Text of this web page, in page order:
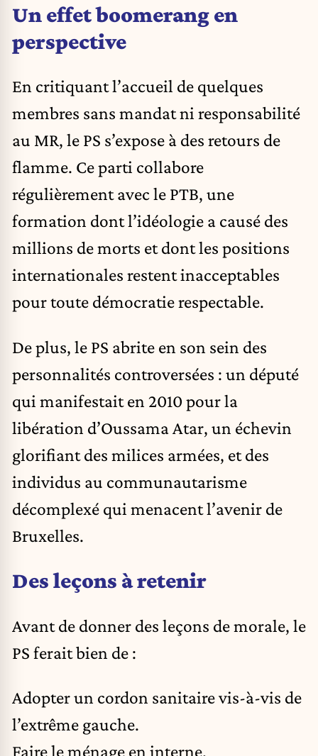
Un effet boomerang en
perspective
En critiquant l’accueil de quelques
membres sans mandat ni responsabilité
au MR, le PS s’expose à des retours de
flamme. Ce parti collabore
régulièrement avec le PTB, une
formation dont l’idéologie a causé des
millions de morts et dont les positions
internationales restent inacceptables
pour toute démocratie respectable.
De plus, le PS abrite en son sein des
personnalités controversées : un député
qui manifestait en 2010 pour la
libération d’Oussama Atar, un échevin
glorifiant des milices armées, et des
individus au communautarisme
décomplexé qui menacent l’avenir de
Bruxelles.
Des leçons à retenir
Avant de donner des leçons de morale, le
PS ferait bien de :
Adopter un cordon sanitaire vis-à-vis de
l’extrême gauche.
Faire le ménage en interne.